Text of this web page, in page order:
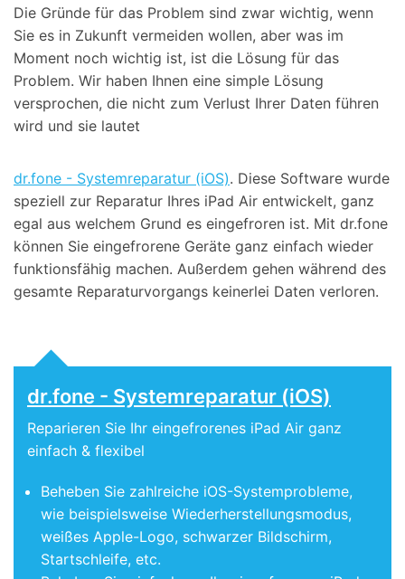
Die Gründe für das Problem sind zwar wichtig, wenn
Sie es in Zukunft vermeiden wollen, aber was im
Moment noch wichtig ist, ist die Lösung für das
Problem. Wir haben Ihnen eine simple Lösung
versprochen, die nicht zum Verlust Ihrer Daten führen
wird und sie lautet
dr.fone - Systemreparatur (iOS). Diese Software wurde
speziell zur Reparatur Ihres iPad Air entwickelt, ganz
egal aus welchem Grund es eingefroren ist. Mit dr.fone
können Sie eingefrorene Geräte ganz einfach wieder
funktionsfähig machen. Außerdem gehen während des
gesamte Reparaturvorgangs keinerlei Daten verloren.
dr.fone - Systemreparatur (iOS)
Reparieren Sie Ihr eingefrorenes iPad Air ganz
einfach & flexibel
Beheben Sie zahlreiche iOS-Systemprobleme,
wie beispielsweise Wiederherstellungsmodus,
weißes Apple-Logo, schwarzer Bildschirm,
Startschleife, etc.